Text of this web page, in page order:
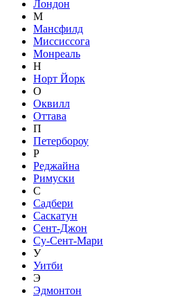
Лондон
М
Мансфилд
Миссиссога
Монреаль
Н
Норт Йорк
О
Оквилл
Оттава
П
Петербороу
Р
Реджайна
Римуски
С
Садбери
Саскатун
Сент-Джон
Су-Сент-Мари
У
Уитби
Э
Эдмонтон